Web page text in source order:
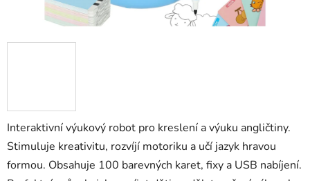
Interaktivní výukový robot pro kreslení a výuku angličtiny.
Stimuluje kreativitu, rozvíjí motoriku a učí jazyk hravou
formou. Obsahuje 100 barevných karet, fixy a USB nabíjení.